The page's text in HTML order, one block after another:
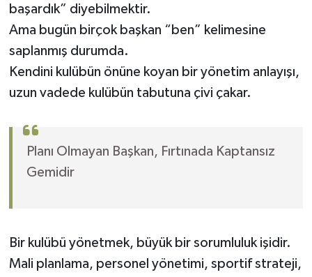
başardık” diyebilmektir.
Ama bugün birçok başkan “ben” kelimesine
saplanmış durumda.
Kendini kulübün önüne koyan bir yönetim anlayışı,
uzun vadede kulübün tabutuna çivi çakar.
Planı Olmayan Başkan, Fırtınada Kaptansız
Gemidir
Bir kulübü yönetmek, büyük bir sorumluluk işidir.
Mali planlama, personel yönetimi, sportif strateji,